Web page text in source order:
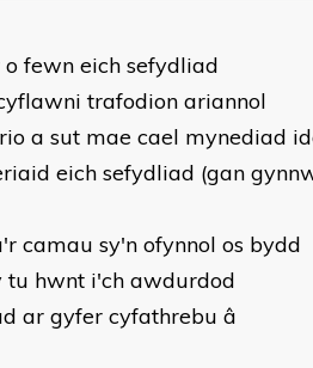
fewn eich sefydliad
trafodion ariannol
a sut mae cael mynediad
eich sefydliad (gan
camau sy'n ofynnol os bydd
hwnt i'ch awdurdod
ar gyfer cyfathrebu â